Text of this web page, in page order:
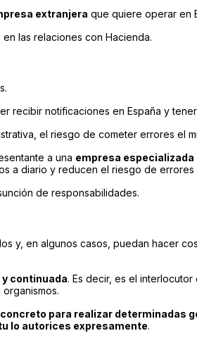
extranjera que quiere operar en
en las relaciones con Hacienda.
recibir notificaciones en España y
el riesgo de cometer errores el
a una empresa especializada
a diario y reducen el riesgo de errores
de responsabilidades.
y, en algunos casos, puedan hacer
continuada. Es decir, es el
para realizar determinadas
lo autorices expresamente.